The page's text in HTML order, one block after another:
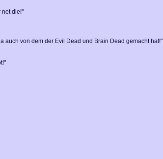
net die!"
auch von dem der Evil Dead und Brain Dead gemacht hat!"